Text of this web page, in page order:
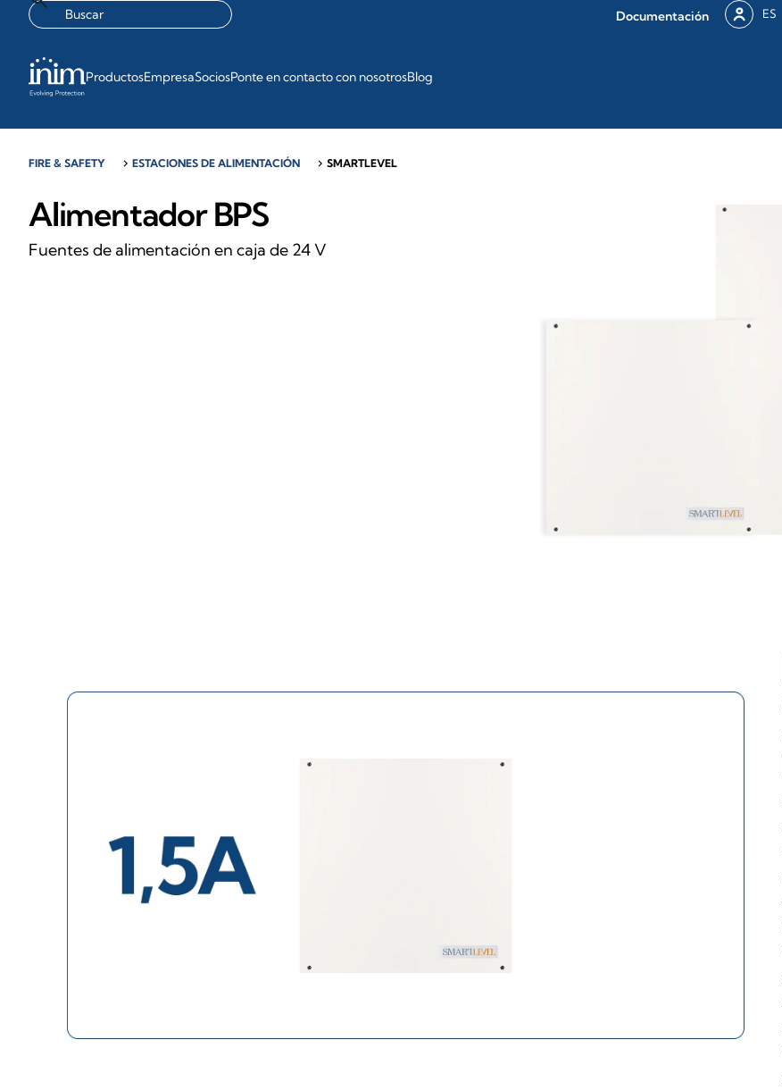
Documentación ES
ProductosEmpresaSociosPonte en contacto con nosotrosBlog
FIRE & SAFETY chevron_right ESTACIONES DE ALIMENTACIÓN chevron_right SMARTLEVEL
Alimentador BPS
Fuentes de alimentación en caja de 24 V